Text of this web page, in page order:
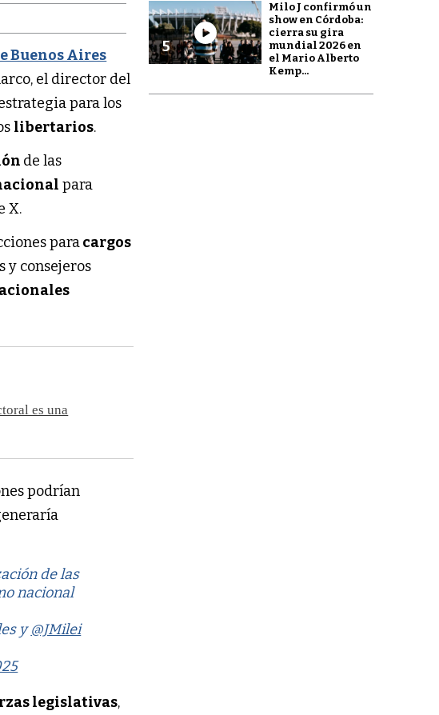
Buenos Aires
el director del
para los
libertarios.
de las
para
X.
paracargos
y consejeros
es una
podrían
de las
nacional
y@JMilei
legislativas,
5
Milo J confirmó un
show en Córdoba:
cierra su gira
mundial 2026 en
el Mario Alberto
Kemp...